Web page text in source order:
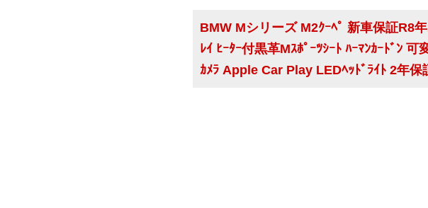
BMW Mシリーズ M2ｸｰﾍﾟ 新車保証R8
ﾚｲ ﾋｰﾀｰ付黒革Mｽﾎﾟｰﾂｼｰﾄ ﾊｰﾏﾝｶｰﾄﾞﾝ
ｶﾒﾗ Apple Car Play LEDﾍｯﾄﾞﾗｲﾄ 2年保